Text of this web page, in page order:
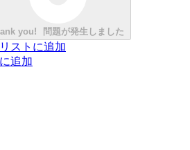
you! 問題が発生しました
ストに追加
追加